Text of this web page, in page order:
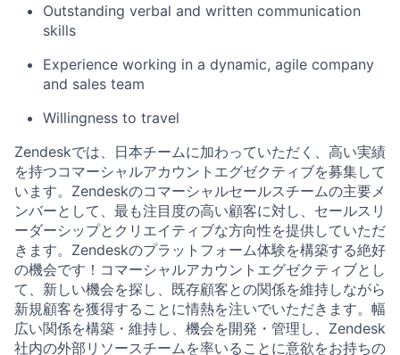
Outstanding verbal and written communication
skills
Experience working in a dynamic, agile company
and sales team
Willingness to travel
Zendeskでは、日本チームに加わっていただく、高い実績
を持つコマーシャルアカウントエグゼクティブを募集して
います。Zendeskのコマーシャルセールスチームの主要メ
ンバーとして、最も注目度の高い顧客に対し、セールスリ
ーダーシップとクリエイティブな方向性を提供していただ
きます。Zendeskのプラットフォーム体験を構築する絶好
の機会です！コマーシャルアカウントエグゼクティブとし
て、新しい機会を探し、既存顧客との関係を維持しながら
新規顧客を獲得することに情熱を注いでいただきます。幅
広い関係を構築・維持し、機会を開発・管理し、Zendesk
社内の外部リソースチームを率いることに意欲をお持ちの